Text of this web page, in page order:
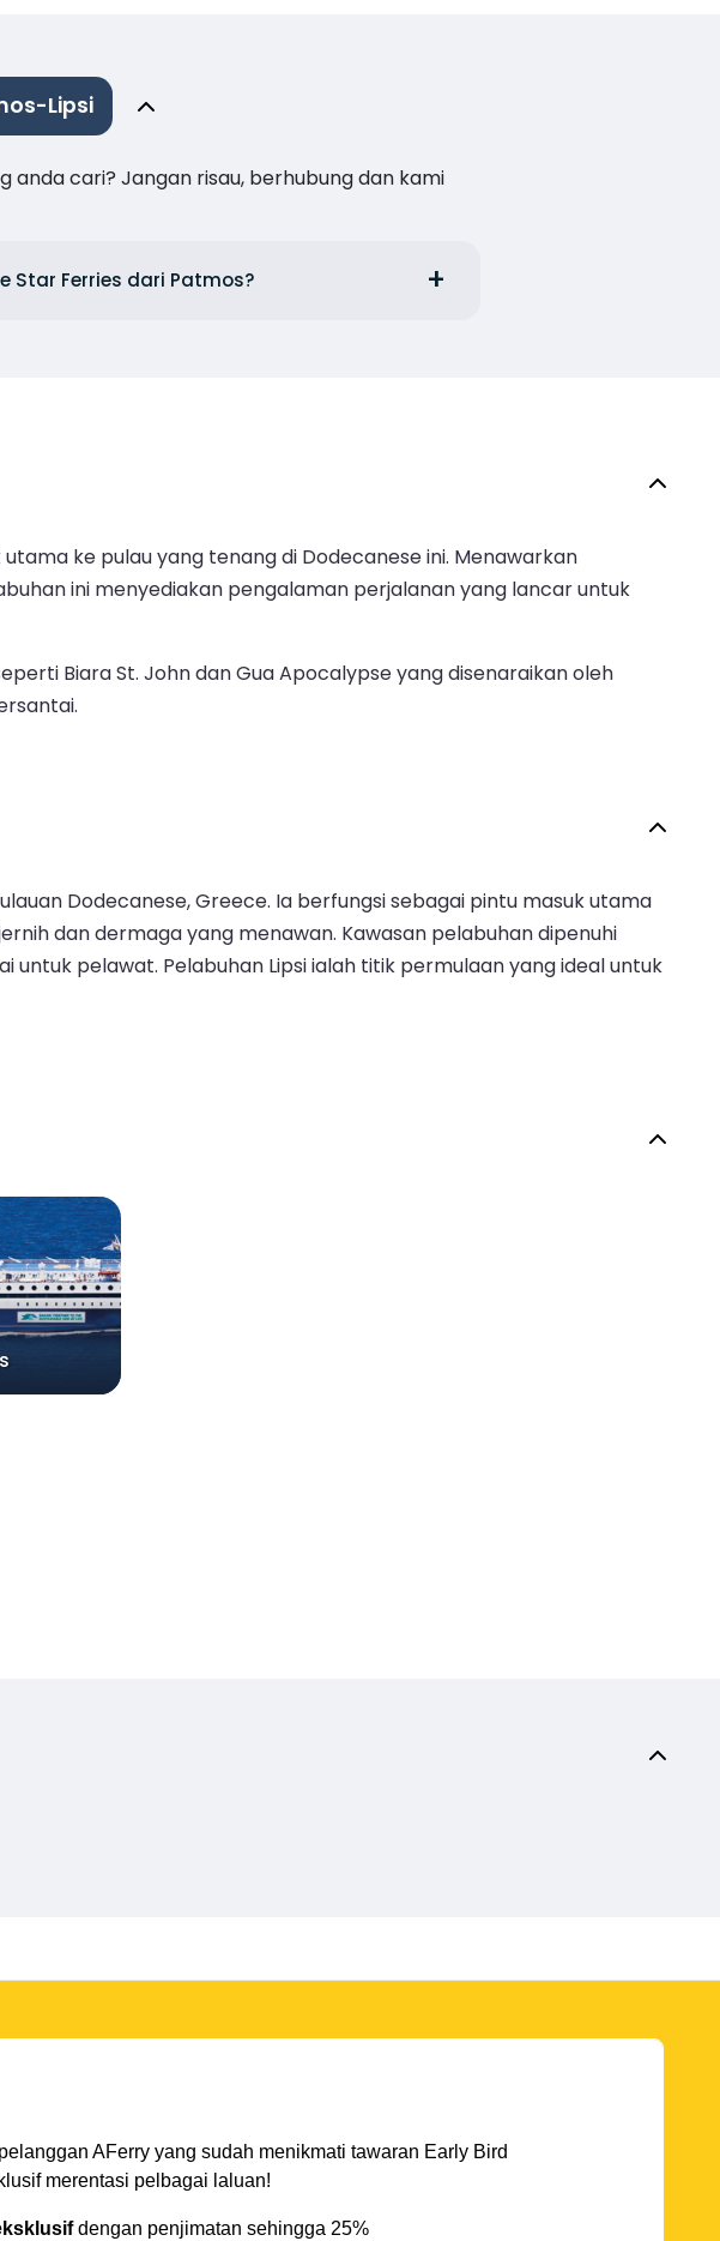
Lipsi
anda cari? Jangan risau, berhubung dan kami
Star Ferries dari Patmos?
ke pulau yang tenang di Dodecanese ini. Menawarkan
ini menyediakan pengalaman perjalanan yang lancar untuk
Biara St. John dan Gua Apocalypse yang disenaraikan oleh
Dodecanese, Greece. Ia berfungsi sebagai pintu masuk utama
dan dermaga yang menawan. Kawasan pelabuhan dipenuhi
untuk pelawat. Pelabuhan Lipsi ialah titik permulaan yang ideal untuk
AFerry yang sudah menikmati tawaran Early Bird
merentasi pelbagai laluan!
dengan penjimatan sehingga 25%